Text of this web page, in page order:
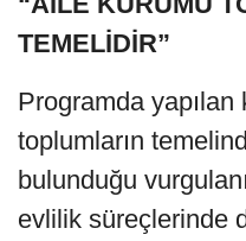
TEMELİDİR”
Programda
toplumların
bulunduğu
evlilik süreçlerinde